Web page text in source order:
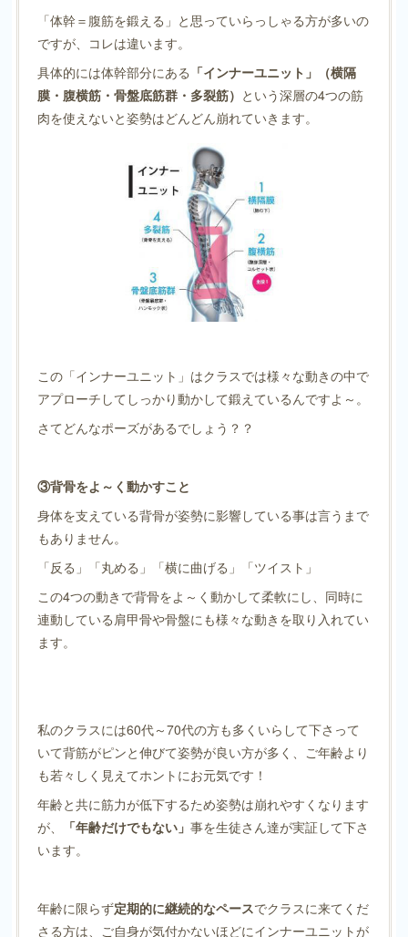
「体幹＝腹筋を鍛える」と思っていらっしゃる方が多いの
ですが、コレは違います。
具体的には体幹部分にある 「インナーユニット」（横隔
膜・腹横筋・骨盤底筋群・多裂筋） という深層の4つの筋
肉を使えないと姿勢はどんどん崩れていきます。
この「インナーユニット」はクラスでは様々な動きの中で
アプローチしてしっかり動かして鍛えているんですよ～。
さてどんなポーズがあるでしょう？？
③背骨をよ～く動かすこと
身体を支えている背骨が姿勢に影響している事は言うまで
もありません。
「反る」「丸める」「横に曲げる」「ツイスト」
この4つの動きで背骨をよ～く動かして柔軟にし、同時に
連動している肩甲骨や骨盤にも様々な動きを取り入れてい
ます。
私のクラスには60代～70代の方も多くいらして下さって
いて背筋がピンと伸びて姿勢が良い方が多く、ご年齢より
も若々しく見えてホントにお元気です！
年齢と共に筋力が低下するため姿勢は崩れやすくなります
が、
「年齢だけでもない」 事を生徒さん達が実証して下さ
います。
年齢に限らず定期的に継続的なペースでクラスに来てくだ
さる方は、ご自身が気付かないほどにインナーユニットが